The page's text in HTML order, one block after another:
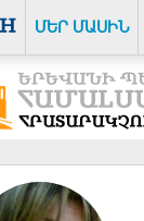
ՄԵՐ ՄԱՍԻՆ